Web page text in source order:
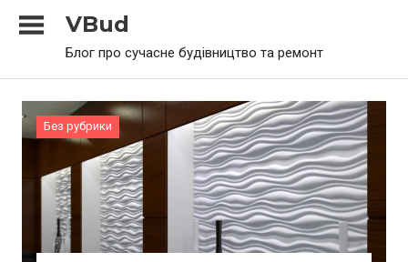
VBud
Блог про сучасне будівництво та ремонт
Без рубрики